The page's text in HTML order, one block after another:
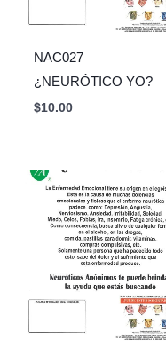
NAC027
¿NEURÓTICO YO?
$10.00